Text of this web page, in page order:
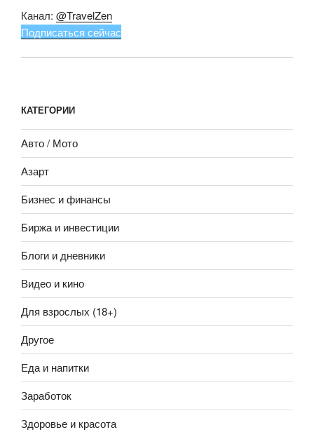
Канал: @TravelZen
Подписаться сейчас
КАТЕГОРИИ
Авто / Мото
Азарт
Бизнес и финансы
Биржа и инвестиции
Блоги и дневники
Видео и кино
Для взрослых (18+)
Другое
Еда и напитки
Заработок
Здоровье и красота